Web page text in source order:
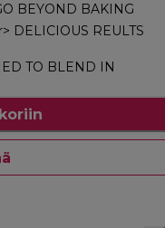
BEYOND BAKING
DELICIOUS REULTS
TO BLEND IN